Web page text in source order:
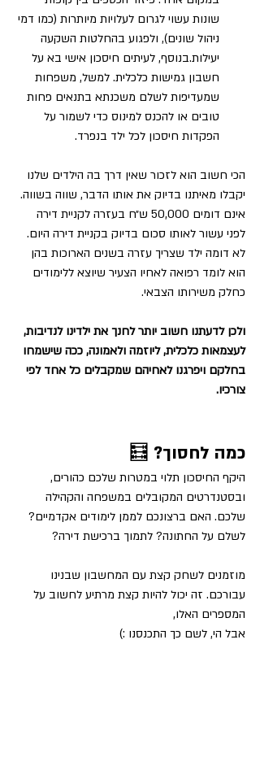
שונות עשוי לגרום לעלויות מיותרות (כמו דמי
ניהול שונים), ולפגוע בהחלטות השקעה
יעילות.בנוסף, לעיתים חיסכון אישי בא על
חשבון גמישות כלכלית. למשל, משפחות
שמעדיפות לשלם משכנתא בתנאים פחות
טובים או להכנס למינוס כדי לשמור על
הפקדות חיסכון לכל ילד בנפרד.
הכי חשוב הוא לזכור שאין דרך בה הילדים שלנו
יקבלו מאיתנו בדיוק את אותו הדבר, שווה בשווה.
אינם דומים 50,000 ש״ח בעזרה לקניית דירה
לפני עשור לאותו סכום בדיוק בקניית דירה היום.
לא דומה ילד שצריך עזרה בשנים הארוכות בהן
הוא לומד רפואה לאחיו הצעיר שיוצא ללימודים
כחלק משירותו הצבאי.
ולכן לדעתנו חשוב יותר לחנך את ילדינו לנדיבות,
לעצמאות כלכלית, ליוזמה ולאמונה, ככה שישמחו
בחלקם ויפרגנו לאחיהם שמקבלים כל אחד לפי
צורכיו.
כמה לחסוך? 🧮
היקף החיסכון תלוי במטרות שלכם כהורים,
ובסטנדרטים המקובלים במשפחה והקהילה
שלכם. האם ברצונכם לממן לימודים אקדמיים?
לשלם על החתונה? לתמוך ברכישת דירה?
מוזמנים לשחק קצת עם המחשבון שבנינו
עבורכם. זה יכול להיות קצת מרתיע לחשוב על
המספרים האלו,
אבל הי, לשם כך התכנסנו :)